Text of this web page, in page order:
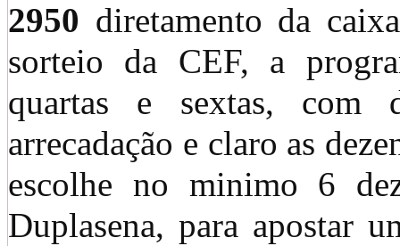
2950 diretamento da
sorteio da CEF, a
quartas e sextas, com
arrecadação e claro as
escolhe no minimo 6
Duplasena, para apostar